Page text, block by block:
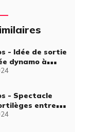
- Idée de sortie
dynamo à
- Spectacle
entre